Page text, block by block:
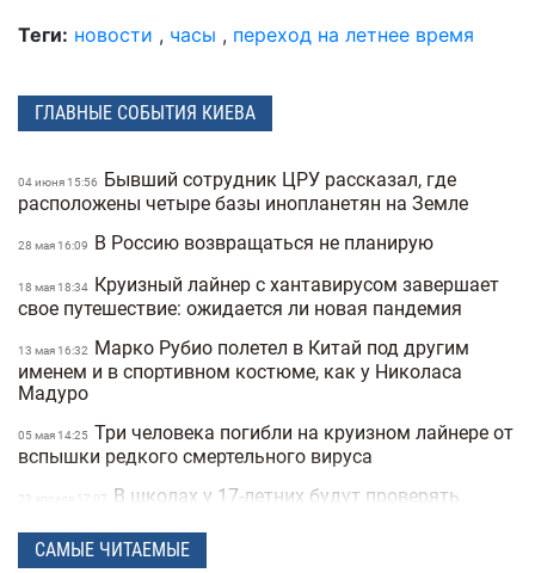
Теги: новости , часы , переход на летнее время
ГЛАВНЫЕ СОБЫТИЯ КИЕВА
04 июня 15:56
Бывший сотрудник ЦРУ рассказал, где
расположены четыре базы инопланетян на Земле
28 мая 16:09 В Россию возвращаться не планирую
18 мая 18:34
Круизный лайнер с хантавирусом завершает
свое путешествие: ожидается ли новая пандемия
13 мая 16:32
Марко Рубио полетел в Китай под другим
именем и в спортивном костюме, как у Николаса
Мадуро
05 мая 14:25 Три человека погибли на круизном лайнере от
вспышки редкого смертельного вируса
23 апреля 17:07
В школах у 17-летних будут проверять
Полиция Мексики несколько дней не могла
САМЫЕ ЧИТАЕМЫЕ